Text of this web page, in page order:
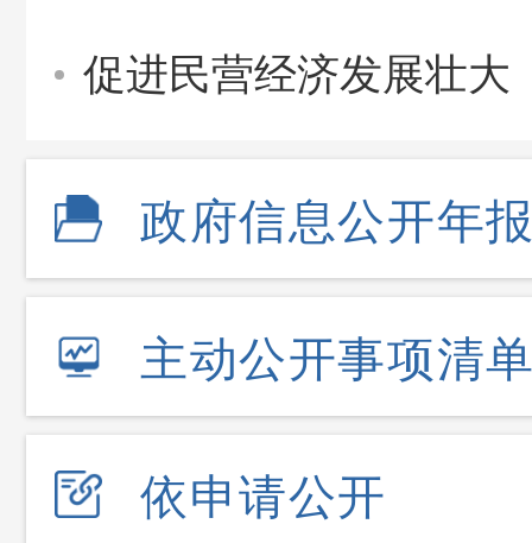
促进民营经济发展壮大
政府信息公开年
主动公开事项清
依申请公开